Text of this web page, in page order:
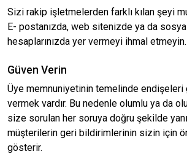
Sizi rakip işletmelerden farklı kılan şeyi
E- postanızda, web sitenizde ya da
hesaplarınızda yer vermeyi ihmal etmeyin.
Güven Verin
Üye memnuniyetinin temelinde endişeleri
vermek vardır. Bu nedenle olumlu ya da
size sorulan her soruya doğru şekilde
müşterilerin geri bildirimlerinin sizin için
gösterir.